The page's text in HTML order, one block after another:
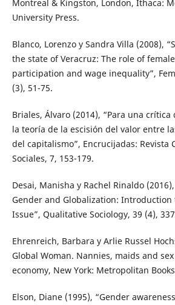
Montreal & Kingston, London, Ithaca:
University Press.
Blanco, Lorenzo y Sandra Villa (2008),
the state of Veracruz: The role of
participation and wage inequality”,
(3), 51-75.
Briales, Álvaro (2014), “Para una
la teoría de la escisión del valor entre
del capitalismo”, Encrucijadas: Revista
Sociales, 7, 153-179.
Desai, Manisha y Rachel Rinaldo
Gender and Globalization: Introduction
Issue”, Qualitative Sociology, 39 (4),
Ehrenreich, Barbara y Arlie Russel
Global Woman. Nannies, maids and
economy, New York: Metropolitan
Elson, Diane (1995), “Gender